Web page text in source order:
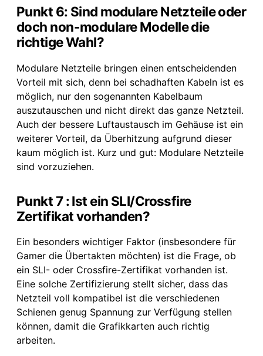
Punkt 6: Sind modulare Netzteile oder
doch non-modulare Modelle die
richtige Wahl?
Modulare Netzteile bringen einen entscheidenden
Vorteil mit sich, denn bei schadhaften Kabeln ist es
möglich, nur den sogenannten Kabelbaum
auszutauschen und nicht direkt das ganze Netzteil.
Auch der bessere Luftaustausch im Gehäuse ist ein
weiterer Vorteil, da Überhitzung aufgrund dieser
kaum möglich ist. Kurz und gut: Modulare Netzteile
sind vorzuziehen.
Punkt 7 : Ist ein SLI/Crossfire
Zertifikat vorhanden?
Ein besonders wichtiger Faktor (insbesondere für
Gamer die Übertakten möchten) ist die Frage, ob
ein SLI- oder Crossfire-Zertifikat vorhanden ist.
Eine solche Zertifizierung stellt sicher, dass das
Netzteil voll kompatibel ist die verschiedenen
Schienen genug Spannung zur Verfügung stellen
können, damit die Grafikkarten auch richtig
arbeiten.